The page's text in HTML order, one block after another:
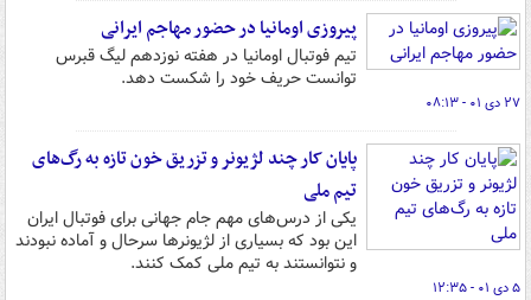
پیروزی اومانیا در حضور مهاجم ایرانی
تیم فوتبال اومانیا در هفته نوزدهم لیگ قبرس
توانست حریف خود را شکست دهد.
۲۷ دی ۰۱ - ۰۸:۱۳
پایان کار چند لژیونر و تزریق خون تازه به رگ‌های
تیم ملی
یکی از درس‌های مهم جام جهانی برای فوتبال ایران
این بود که بسیاری از لژیونرها سرحال و آماده نبودند
و نتوانستند به تیم ملی کمک کنند.
۵ دی ۰۱ - ۱۲:۳۵